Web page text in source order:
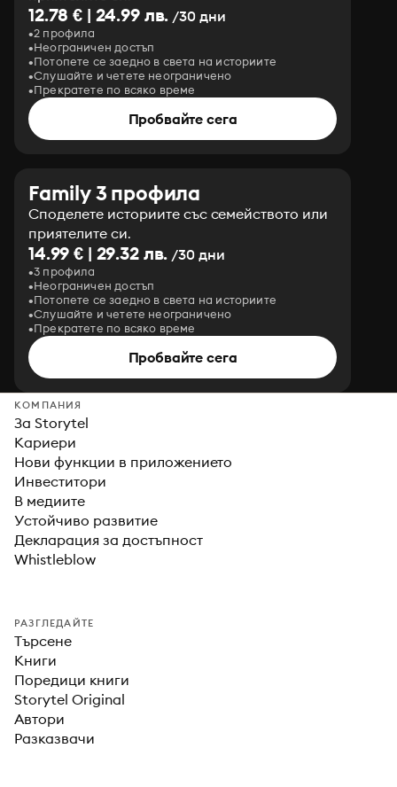
12.78 € | 24.99 лв. /30 дни
2 профила
Неограничен достъп
Потопете се заедно в света на историите
Слушайте и четете неограничено
Прекратете по всяко време
Пробвайте сега
Family 3 профила
Споделете историите със семейството или
приятелите си.
14.99 € | 29.32 лв. /30 дни
3 профила
Неограничен достъп
Потопете се заедно в света на историите
Слушайте и четете неограничено
Прекратете по всяко време
Пробвайте сега
КОМПАНИЯ
За Storytel
Кариери
Нови функции в приложението
Инвеститори
В медиите
Устойчиво развитие
Декларация за достъпност
Whistleblow
РАЗГЛЕДАЙТЕ
Търсене
Книги
Поредици книги
Storytel Original
Автори
Разказвачи